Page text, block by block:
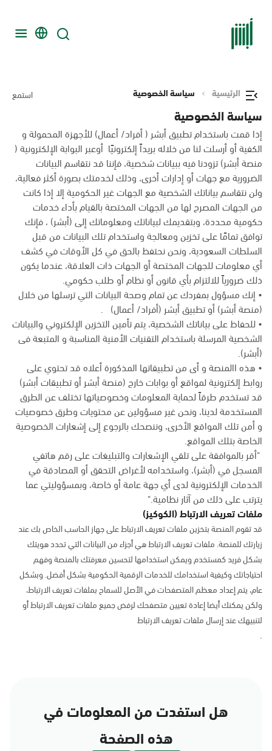
الرئيسية سياسة الخصوصية استمع
سياسة الخصوصية
إذا قمت باستخدام تطبيق أبشر ( أفراد/ أعمال) للأجهزة المحمولة و
الكفية أو أرسلت لنا من خلاله بريداً إلكترونيًا أوعبر البوابة الإلكترونية (
منصة أبشر) تزودنا فيه ببيانات شخصية، فإننا قد نتقاسم البيانات
الضرورية مع جهات أو إدارات أخرى، وذلك لخدمتك بصورة أكثر فعالية،
ولن نتقاسم بياناتك الشخصية مع الجهات غير الحكومية إلا إذا كانت
من الجهات المصرح لها من الجهات المختصة بالقيام بأداء خدمات
حكومية محددة، وبتقديمك لبياناتك ومعلوماتك إلى (أبشر) ، فإنك
توافق تمامًا على تخزين ومعالجة واستخدام تلك البيانات من قبل
السلطات السعودية، ونحن نحتفظ بالحق في كل الأوقات في كشف
أي معلومات للجهات المختصة أو الجهات ذات العلاقة، عندما يكون
ذلك ضرورياً للالتزام بأي قانون أو نظام أو طلب حكومي.
• إنك مسؤول بمفردك عن تمام وصحة البيانات التي ترسلها من خلال
(منصة أبشر) أو تطبيق أبشر (أفراد/ أعمال) .
• للحفاظ على بياناتك الشخصية، يتم تأمين التخزين الإلكتروني والبيانات
الشخصية المرسلة باستخدام التقنيات الأمنية المناسبة و المتبعة فى
(أبشر).
• هذه االمنصة و أى من تطبيقاتها المذكورة أعلاه قد تحتوي على
روابط إلكترونية لمواقع أو بوابات خارج (منصة أبشر أو تطبيقات أبشر)
قد تستخدم طرقاً لحماية المعلومات وخصوصياتها تختلف عن الطرق
المستخدمة لدينا، ونحن غير مسؤولين عن محتويات وطرق خصوصيات
و أمن تلك المواقع الأخرى، وننصحك بالرجوع إلى إشعارات الخصوصية
الخاصة بتلك المواقع.
"أقر بالموافقة على تلقي الإشعارات والتبليغات على رقم هاتفي
المسجل في (أبشر)، واستخدامه لأغراض التحقق أو المصادقة في
الخدمات الإلكترونية لدى أي جهة عامة أو خاصة، وبمسؤوليتي عما
يترتب على ذلك من آثار نظامية."
ملفات تعريف الارتباط (الكوكيز)
قد تقوم المنصة بتخزين ملفات تعريف الارتباط على جهاز الحاسب الخاص بك عند
زيارتك للمنصة. ملفات تعريف الارتباط هي أجزاء من البيانات التي تحدد هويتك
بشكل فريد كمستخدم ويمكن استخدامها لتحسين معرفتك بالمنصة وفهم
احتياجاتك وكيفية استخدامك للخدمات الرقمية الحكومية بشكل أفضل. وبشكل
عام، يتم إعداد معظم المتصفحات في الأصل للسماح بملفات تعريف الارتباط،
ولكن يمكنك أيضا إعادة تعيين متصفحك لرفض جميع ملفات تعريف الارتباط أو
لتنبيهك عند إرسال ملفات تعريف الارتباط
.
هل استفدت من المعلومات في
هذه الصفحة